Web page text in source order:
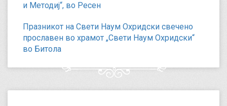
и Методиј“, во Ресен
Празникот на Свети Наум Охридски свечено
прославен во храмот „Свети Наум Охридски“
во Битола